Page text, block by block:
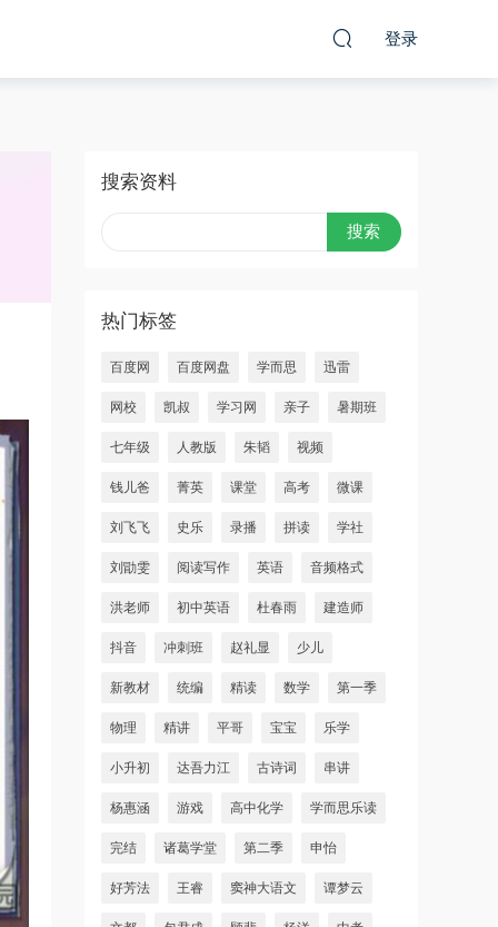
登录
搜索资料
热门标签
百度网 百度网盘 学而思 迅雷
网校 凯叔 学习网 亲子 暑期班
七年级 人教版 朱韬 视频
钱儿爸 菁英 课堂 高考 微课
刘飞飞 史乐 录播 拼读 学社
刘勖雯 阅读写作 英语 音频格式
洪老师 初中英语 杜春雨 建造师
抖音 冲刺班 赵礼显 少儿
新教材 统编 精读 数学 第一季
物理 精讲 平哥 宝宝 乐学
小升初 达吾力江 古诗词 串讲
杨惠涵 游戏 高中化学 学而思乐读
完结 诸葛学堂 第二季 申怡
好芳法 王睿 窦神大语文 谭梦云